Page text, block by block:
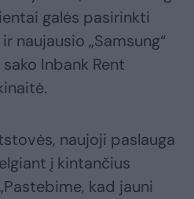
galės pasirinkti
naujausio „Samsung“
Inbank Rent
naujoji paslauga
į kintančius
kad jauni